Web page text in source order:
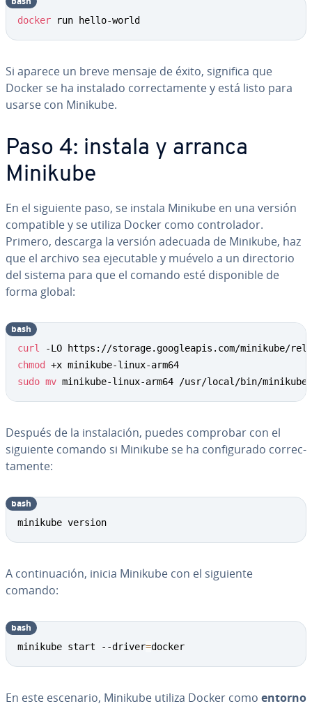
docker run hello-world
Si aparece un breve mensaje de éxito, significa que
Docker se ha instalado co­rre­c­ta­me­n­te y está listo para
usarse con Minikube.
Paso 4: instala y arranca
Minikube
En el siguiente paso, se instala Minikube en una versión
co­m­pa­ti­ble y se utiliza Docker como co­n­tro­la­dor.
Primero, descarga la versión adecuada de Minikube, haz
que el archivo sea eje­cu­ta­ble y muévelo a un di­re­c­to­rio
del sistema para que el comando esté di­s­po­ni­ble de
forma global:
curl
chmod
sudo mv minikube-linux-arm64 /usr/local/bin/minikube
bash
Después de la in­s­ta­la­ción, puedes comprobar con el
siguiente comando si Minikube se ha co­n­fi­gu­ra­do co­rre­c­
ta­me­n­te:
minikube version
bash
A co­n­ti­nua­ción, inicia Minikube con el siguiente
comando:
minikube start --driver=docker
bash
En este escenario, Minikube utiliza Docker como entorno